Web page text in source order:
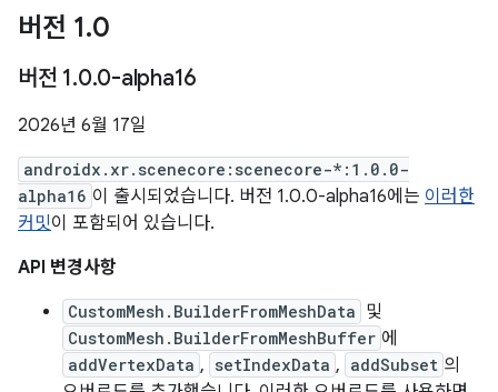
버전 1.0
버전 1.0.0-alpha16
2026년 6월 17일
androidx.xr.scenecore:scenecore-*:1.0.0-
alpha16 이 출시되었습니다. 버전 1.0.0-alpha16에는 이러한
커밋이 포함되어 있습니다.
API 변경사항
CustomMesh.BuilderFromMeshData 및
CustomMesh.BuilderFromMeshBuffer 에
addVertexData , setIndexData , addSubset 의